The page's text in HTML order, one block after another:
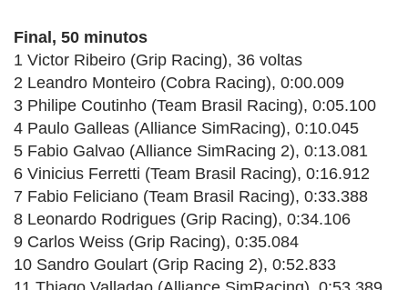
Final, 50 minutos
1 Victor Ribeiro (Grip Racing), 36 voltas
2 Leandro Monteiro (Cobra Racing), 0:00.009
3 Philipe Coutinho (Team Brasil Racing), 0:05.100
4 Paulo Galleas (Alliance SimRacing), 0:10.045
5 Fabio Galvao (Alliance SimRacing 2), 0:13.081
6 Vinicius Ferretti (Team Brasil Racing), 0:16.912
7 Fabio Feliciano (Team Brasil Racing), 0:33.388
8 Leonardo Rodrigues (Grip Racing), 0:34.106
9 Carlos Weiss (Grip Racing), 0:35.084
10 Sandro Goulart (Grip Racing 2), 0:52.833